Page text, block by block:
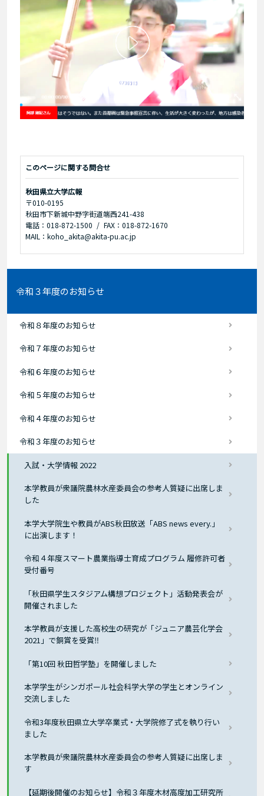
このページに関する問合せ
秋田県立大学広報
〒010-0195
秋田市下新城中野字街道端西241-438
電話：018-872-1500
FAX：018-872-1670
MAIL：koho_akita@akita-pu.ac.jp
令和３年度のお知らせ
令和８年度のお知らせ
令和７年度のお知らせ
令和６年度のお知らせ
令和５年度のお知らせ
令和４年度のお知らせ
令和３年度のお知らせ
入試・大学情報 2022
本学教員が衆議院農林水産委員会の参考人質疑に出席しま
した
本学大学院生や教員がABS秋田放送「ABS news every.」
に出演します！
令和４年度スマート農業指導士育成プログラム 履修許可者
受付番号
「秋田県学生スタジアム構想プロジェクト」活動発表会が
開催されました
本学教員が支援した高校生の研究が「ジュニア農芸化学会
2021」で銅賞を受賞‼
「第10回 秋田哲学塾」を開催しました
本学学生がシンガポール社会科学大学の学生とオンライン
交流しました
令和3年度秋田県立大学卒業式・大学院修了式を執り行い
ました
本学教員が衆議院農林水産委員会の参考人質疑に出席しま
す
【延期後開催のお知らせ】令和３年度木材高度加工研究所